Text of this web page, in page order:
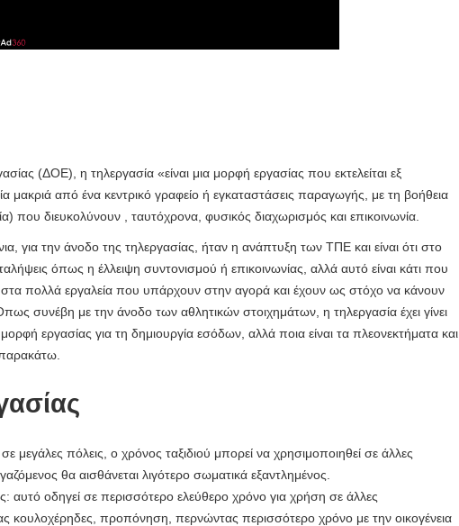
(ΔΟΕ), η τηλεργασία «είναι μια μορφή εργασίας που εκτελείται εξ
από ένα κεντρικό γραφείο ή εγκαταστάσεις παραγωγής, με τη βοήθεια
που διευκολύνουν , ταυτόχρονα, φυσικός διαχωρισμός και επικοινωνία.
για την άνοδο της τηλεργασίας, ήταν η ανάπτυξη των ΤΠΕ και είναι ότι στο
όπως η έλλειψη συντονισμού ή επικοινωνίας, αλλά αυτό είναι κάτι που
στα πολλά εργαλεία που υπάρχουν στην αγορά και έχουν ως στόχο να κάνουν
συνέβη με την άνοδο των αθλητικών στοιχημάτων, η τηλεργασία έχει γίνει
εργασίας για τη δημιουργία εσόδων, αλλά ποια είναι τα πλεονεκτήματα και
σε μεγάλες πόλεις, ο χρόνος ταξιδιού μπορεί να χρησιμοποιηθεί σε άλλες
θα αισθάνεται λιγότερο σωματικά εξαντλημένος.
αυτό οδηγεί σε περισσότερο ελεύθερο χρόνο για χρήση σε άλλες
κουλοχέρηδες, προπόνηση, περνώντας περισσότερο χρόνο με την οικογένεια